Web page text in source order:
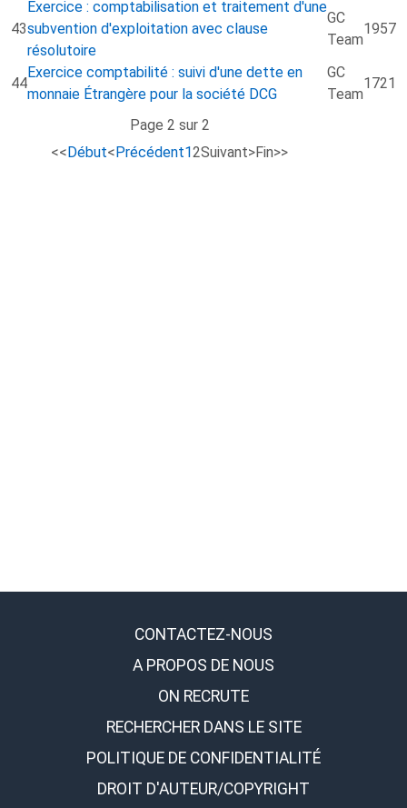
43
Exercice : comptabilisation et traitement d'une
subvention d'exploitation avec clause
résolutoire
GC
Team
1957
44
Exercice comptabilité : suivi d'une dette en
monnaie Étrangère pour la société DCG
GC
Team
1721
Page 2 sur 2
<<Début<Précédent12Suivant>Fin>>
CONTACTEZ-NOUS
A PROPOS DE NOUS
ON RECRUTE
RECHERCHER DANS LE SITE
POLITIQUE DE CONFIDENTIALITÉ
DROIT D'AUTEUR/COPYRIGHT